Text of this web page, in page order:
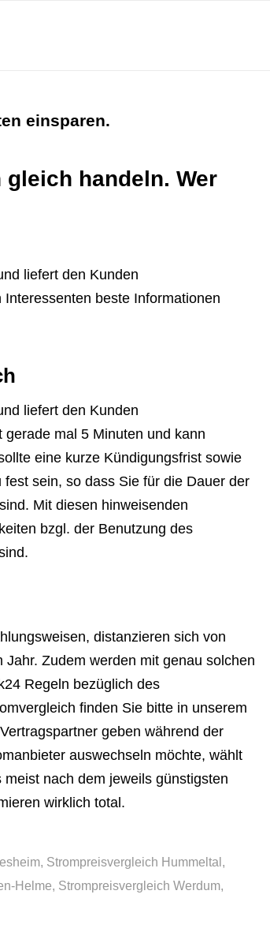
einsparen.
handeln. Wer
liefert den Kunden
beste Informationen
liefert den Kunden
mal 5 Minuten und kann
eine kurze Kündigungsfrist sowie
sein, so dass Sie für die Dauer der
Mit diesen hinweisenden
bzgl. der Benutzung des
distanzieren sich von
Zudem werden mit genau solchen
Regeln bezüglich des
finden Sie bitte in unserem
geben während der
auswechseln möchte, wählt
nach dem jeweils günstigsten
wirklich total.
, Strompreisvergleich Hummeltal ,
Helme, Strompreisvergleich Werdum,